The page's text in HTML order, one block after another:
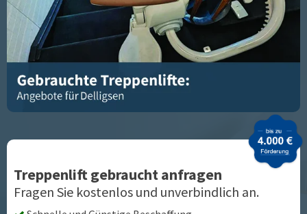
Treppenlift gebraucht anfragen
Fragen Sie kostenlos und unverbindlich an.